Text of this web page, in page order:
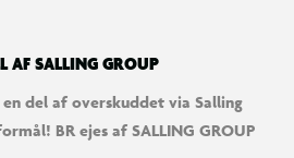
AF SALLING GROUP
del af overskuddet via Salling
BR ejes af SALLING GROUP